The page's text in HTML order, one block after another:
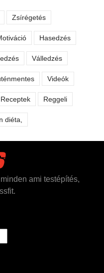
Zsírégetés
Hasedzés
Válledzés
Videók
Reggeli
diéta,
ami testépítés,